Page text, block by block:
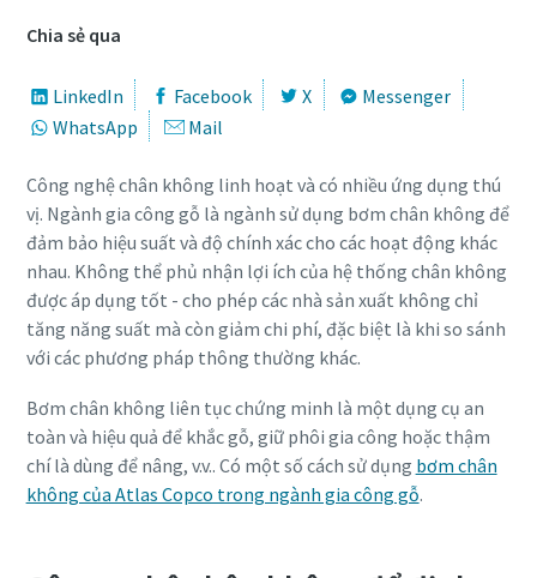
Chia sẻ qua
LinkedIn Facebook X
Messenger
WhatsApp
Mail
Công nghệ chân không linh hoạt và có nhiều ứng dụng thú
vị. Ngành gia công gỗ là ngành sử dụng bơm chân không để
đảm bảo hiệu suất và độ chính xác cho các hoạt động khác
nhau. Không thể phủ nhận lợi ích của hệ thống chân không
được áp dụng tốt - cho phép các nhà sản xuất không chỉ
tăng năng suất mà còn giảm chi phí, đặc biệt là khi so sánh
với các phương pháp thông thường khác.
Bơm chân không liên tục chứng minh là một dụng cụ an
toàn và hiệu quả để khắc gỗ, giữ phôi gia công hoặc thậm
chí là dùng để nâng, v.v.. Có một số cách sử dụng bơm chân
không của Atlas Copco trong ngành gia công gỗ.
Họ
Email
Số điện thoại
Thông tin bổ sung
Công ty
Quốc gia
Họ
Email
Số điện thoại
Thông tin bổ sung
Công ty
Quốc gia
Họ
Email
Số điện thoại
Thông tin bổ sung
Công ty
Quốc gia